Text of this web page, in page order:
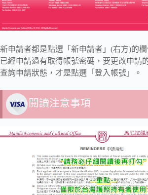
新申請者都是點選「新申請者」(右方)的
已經申請過有取得帳號密碼，要更改申請
查詢申請狀態，才是點選「登入帳號」。
閱讀注意事項